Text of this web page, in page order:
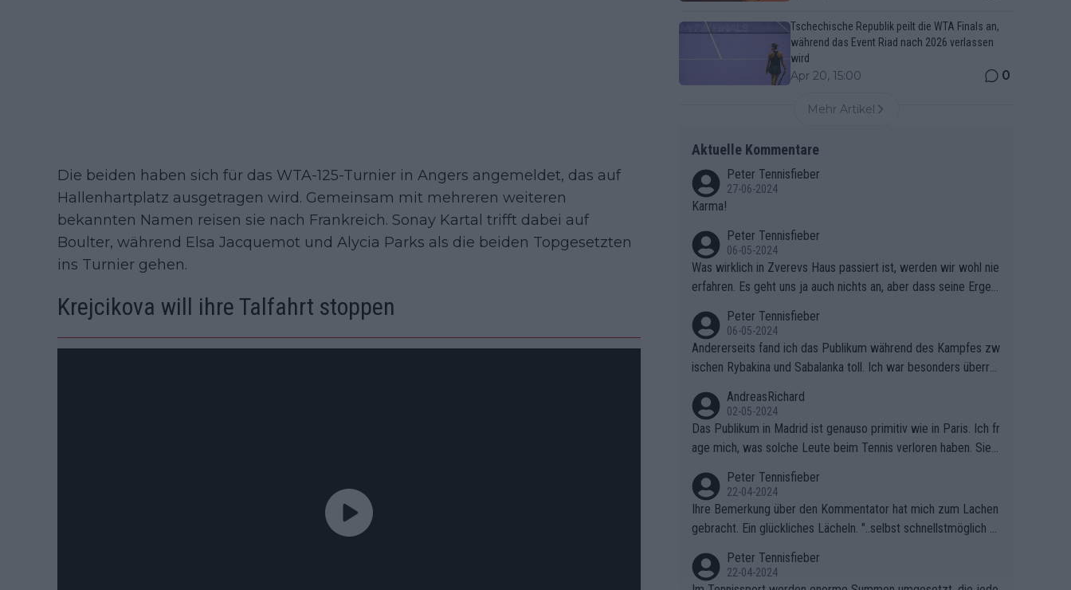
Die beiden haben sich für das WTA-125-Turnier in Angers angemeldet, das auf
Hallenhartplatz ausgetragen wird. Gemeinsam mit mehreren weiteren
bekannten Namen reisen sie nach Frankreich. Sonay Kartal trifft dabei auf
Boulter, während Elsa Jacquemot und Alycia Parks als die beiden Topgesetzten
ins Turnier gehen.
Krejcikova will ihre Talfahrt stoppen
Tschechische Republik peilt die WTA Finals an,
während das Event Riad nach 2026 verlassen
wird
Apr 20, 15:00 0
Mehr Artikel
Aktuelle Kommentare
Peter Tennisfieber
27-06-2024
Karma!
Peter Tennisfieber
06-05-2024
Was wirklich in Zverevs Haus passiert ist, werden wir wohl nie
erfahren. Es geht uns ja auch nichts an, aber dass seine Ergeb
Peter Tennisfieber
06-05-2024
Andererseits fand ich das Publikum während des Kampfes zw
ischen Rybakina und Sabalanka toll. Ich war besonders überras
AndreasRichard
02-05-2024
Das Publikum in Madrid ist genauso primitiv wie in Paris. Ich fr
age mich, was solche Leute beim Tennis verloren haben. Sie s
ben.
Peter Tennisfieber
22-04-2024
Ihre Bemerkung über den Kommentator hat mich zum Lachen
gebracht. Ein glückliches Lächeln. "..selbst schnellstmöglich na
Peter Tennisfieber
22-04-2024